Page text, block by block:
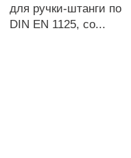
для ручки-штанги по
DIN EN 1125, со...